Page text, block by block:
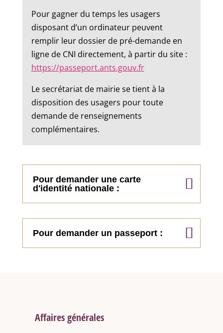
Pour gagner du temps les usagers
disposant d’un ordinateur peuvent
remplir leur dossier de pré-demande en
ligne de CNI directement, à partir du site :
https://passeport.ants.gouv.fr
Le secrétariat de mairie se tient à la
disposition des usagers pour toute
demande de renseignements
complémentaires.
Pour demander une carte
d'identité nationale :
Pour demander un passeport :
Affaires générales